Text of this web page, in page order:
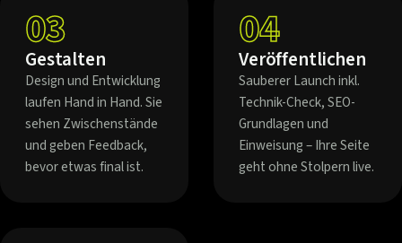
03
Gestalten
Design und Entwicklung
laufen Hand in Hand. Sie
sehen Zwischenstände
und geben Feedback,
bevor etwas final ist.
04
Veröffentlichen
Sauberer Launch inkl.
Technik-Check, SEO-
Grundlagen und
Einweisung – Ihre Seite
geht ohne Stolpern live.